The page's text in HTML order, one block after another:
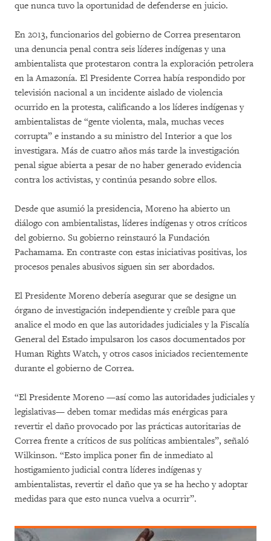
que nunca tuvo la oportunidad de defenderse en juicio.
En 2013, funcionarios del gobierno de Correa presentaron
una denuncia penal contra seis líderes indígenas y una
ambientalista que protestaron contra la exploración petrolera
en la Amazonía. El Presidente Correa había respondido por
televisión nacional a un incidente aislado de violencia
ocurrido en la protesta, calificando a los líderes indígenas y
ambientalistas de “gente violenta, mala, muchas veces
corrupta” e instando a su ministro del Interior a que los
investigara. Más de cuatro años más tarde la investigación
penal sigue abierta a pesar de no haber generado evidencia
contra los activistas, y continúa pesando sobre ellos.
Desde que asumió la presidencia, Moreno ha abierto un
diálogo con ambientalistas, líderes indígenas y otros críticos
del gobierno. Su gobierno reinstauró la Fundación
Pachamama. En contraste con estas iniciativas positivas, los
procesos penales abusivos siguen sin ser abordados.
El Presidente Moreno debería asegurar que se designe un
órgano de investigación independiente y creíble para que
analice el modo en que las autoridades judiciales y la Fiscalía
General del Estado impulsaron los casos documentados por
Human Rights Watch, y otros casos iniciados recientemente
durante el gobierno de Correa.
“El Presidente Moreno —así como las autoridades judiciales y
legislativas— deben tomar medidas más enérgicas para
revertir el daño provocado por las prácticas autoritarias de
Correa frente a críticos de sus políticas ambientales”, señaló
Wilkinson. “Esto implica poner fin de inmediato al
hostigamiento judicial contra líderes indígenas y
ambientalistas, revertir el daño que ya se ha hecho y adoptar
medidas para que esto nunca vuelva a ocurrir”.